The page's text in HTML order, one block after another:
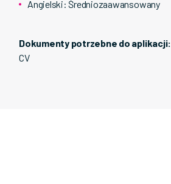
Angielski:Średniozaawansowany
Dokumenty potrzebne do aplikacji:
CV